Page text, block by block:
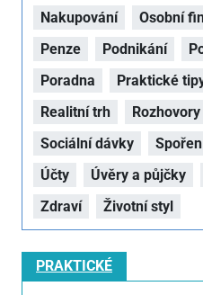
Nakupování
Osobní
Penze
Podnikání
Poradna
Praktické
Realitní trh
Rozhovory
Sociální dávky
Účty
Úvěry a půjčky
Zdraví
Životní styl
PRAKTICKÉ